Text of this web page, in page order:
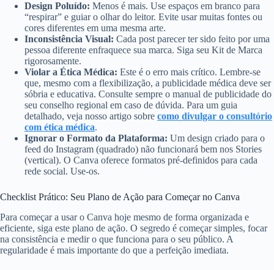
Design Poluído: Menos é mais. Use espaços em branco para
“respirar” e guiar o olhar do leitor. Evite usar muitas fontes ou
cores diferentes em uma mesma arte.
Inconsistência Visual: Cada post parecer ter sido feito por uma
pessoa diferente enfraquece sua marca. Siga seu Kit de Marca
rigorosamente.
Violar a Ética Médica: Este é o erro mais crítico. Lembre-se
que, mesmo com a flexibilização, a publicidade médica deve ser
sóbria e educativa. Consulte sempre o manual de publicidade do
seu conselho regional em caso de dúvida. Para um guia
detalhado, veja nosso artigo sobre como divulgar o consultório
com ética médica.
Ignorar o Formato da Plataforma: Um design criado para o
feed do Instagram (quadrado) não funcionará bem nos Stories
(vertical). O Canva oferece formatos pré-definidos para cada
rede social. Use-os.
Checklist Prático: Seu Plano de Ação para Começar no Canva
Para começar a usar o Canva hoje mesmo de forma organizada e
eficiente, siga este plano de ação. O segredo é começar simples, focar
na consistência e medir o que funciona para o seu público. A
regularidade é mais importante do que a perfeição imediata.